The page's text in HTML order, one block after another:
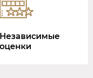
Независимые
оценки